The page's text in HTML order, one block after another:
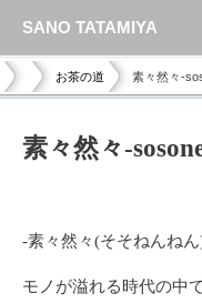
お茶の道 素々然々-
素々然々-
-素々然々(そそねんね
モノが溢れる時代の中
SANO TATAMIYA